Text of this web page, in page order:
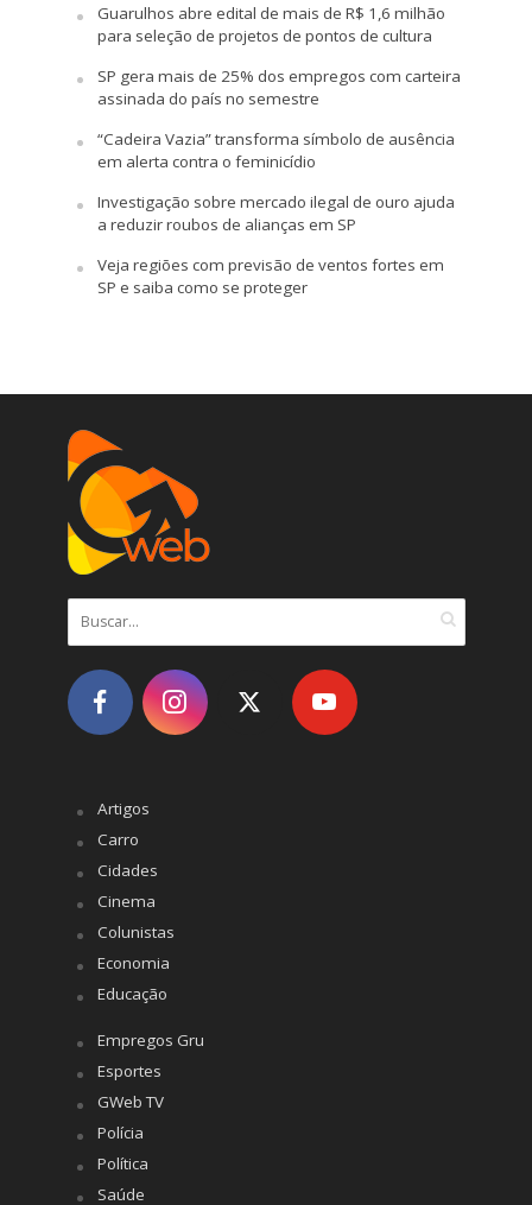
Guarulhos abre edital de mais de R$ 1,6 milhão
para seleção de projetos de pontos de cultura
SP gera mais de 25% dos empregos com carteira
assinada do país no semestre
“Cadeira Vazia” transforma símbolo de ausência
em alerta contra o feminicídio
Investigação sobre mercado ilegal de ouro ajuda
a reduzir roubos de alianças em SP
Veja regiões com previsão de ventos fortes em
SP e saiba como se proteger
Artigos
Carro
Cidades
Cinema
Colunistas
Economia
Educação
Empregos Gru
Esportes
GWeb TV
Polícia
Política
Saúde